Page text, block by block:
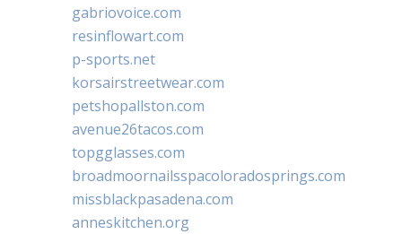
gabriovoice.com
resinflowart.com
p-sports.net
korsairstreetwear.com
petshopallston.com
avenue26tacos.com
topgglasses.com
broadmoornailsspacoloradosprings.com
missblackpasadena.com
anneskitchen.org